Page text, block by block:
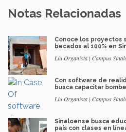
Notas Relacionadas
Conoce los proyectos
becados al 100% en
Liu Organista | Campus
Con software de
busca capacitar
Liu Organista | Campus
Sinaloense busca
país con clases en